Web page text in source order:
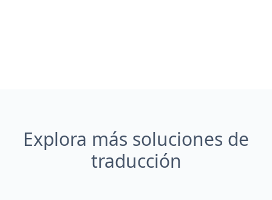
Explora más soluciones de
traducción